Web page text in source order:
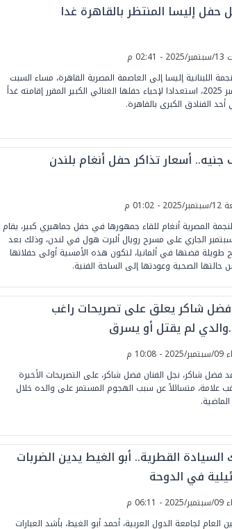
حفل إليسا المنتظر بالقاهرة غدا
م
اللبنانية إليسا إلى العاصمة المصرية القاهرة، مساء السبت
13 سبتمبر 2025، استعدادا لإحياء حفلها الغنائي الكبير المقرر إقامته غداً
الفنادق الكبرى بالقاهرة.
م
المصرية أنغام للقاء جمهورها في حفل جماهيري كبير، يقام
يوم 23 سبتمبر الجاري على مسرح رويال ألبرت هول في لندن، وذلك بعد
طويلة قضتها في ألمانيا، لتكون هذه الأمسية أولى حفلاتها
حالتها الصحية وعودتها إلى الساحة الفنية.
شاكر يعلق على تصريحات راغب
لم يقتل أو يسرق
م
فضل شاكر، نجل الفنان فضل شاكر، على التصريحات الأخيرة
علامة، متسائلاً عن سبب الهجوم المستمر على والده خلال
السيادة القطرية.. أبو الغيط يدين الضربات
في الدوحة
م
العام لجامعة الدول العربية، أحمد أبو الغيط، بأشد العبارات